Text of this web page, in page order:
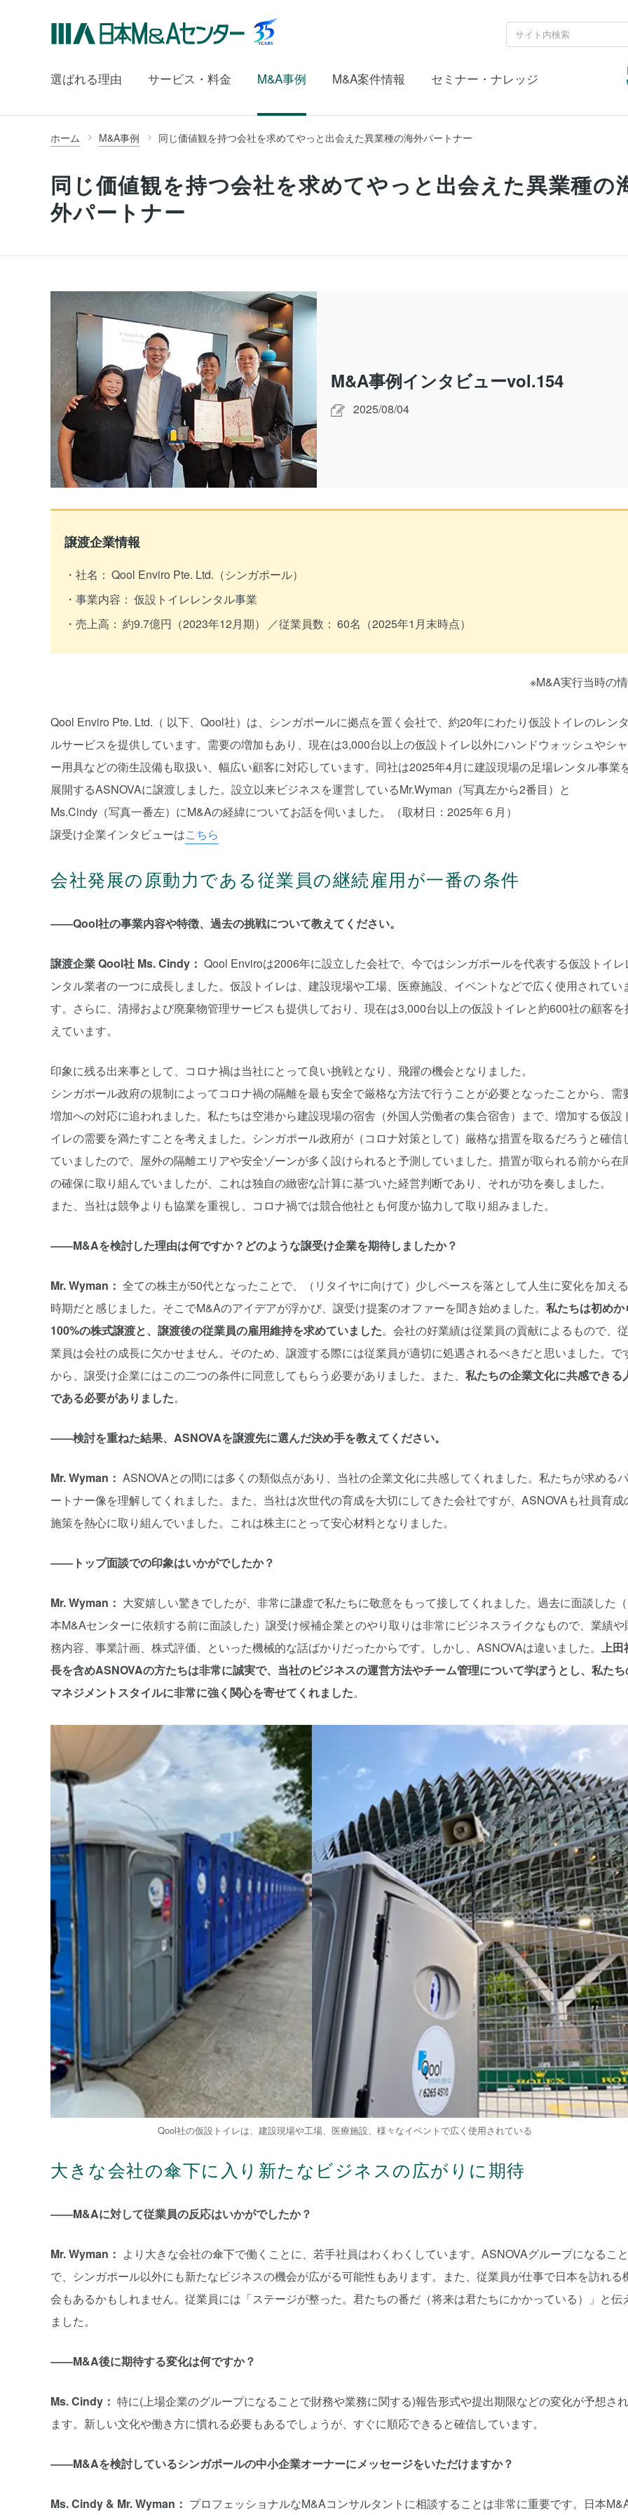
選ばれる理由 サービス・料金 M&A事例 M&A案件情報 セミナー・ナレッジ
ホーム M&A事例 同じ価値観を持つ会社を求めてやっと出会えた異業種の海外パートナー
同じ価値観を持つ会社を求めてやっと出会えた異業種の
外パートナー
M&A事例インタビューvol.154
2025/08/04
譲渡企業情報
社名： Qool Enviro Pte. Ltd.（シンガポール）
事業内容： 仮設トイレレンタル事業
売上高： 約9.7億円（2023年12月期） 従業員数： 60名（2025年1月末時点）
※M&A実行当時の
Qool Enviro Pte. Ltd.（ 以下、Qool社）は、シンガポールに拠点を置く会社で、約20年にわたり仮設トイレのレンタ
ルサービスを提供しています。需要の増加もあり、現在は3,000台以上の仮設トイレ以外にハンドウォッシュやシ
ー用具などの衛生設備も取扱い、幅広い顧客に対応しています。同社は2025年4月に建設現場の足場レンタル事業
展開するASNOVAに譲渡しました。設立以来ビジネスを運営しているMr.Wyman（写真左から2番目）と
Ms.Cindy（写真一番左）にM&Aの経緯についてお話を伺いました。（取材日：2025年６月）
譲受け企業インタビューはこちら
会社発展の原動力である従業員の継続雇用が一番の条件
――Qool社の事業内容や特徴、過去の挑戦について教えてください。
譲渡企業 Qool社 Ms. Cindy： Qool Enviroは2006年に設立した会社で、今ではシンガポールを代表する仮設トイレ
ンタル業者の一つに成長しました。仮設トイレは、建設現場や工場、医療施設、イベントなどで広く使用されてい
す。さらに、清掃および廃棄物管理サービスも提供しており、現在は3,000台以上の仮設トイレと約600社の顧客を
えています。
印象に残る出来事として、コロナ禍は当社にとって良い挑戦となり、飛躍の機会となりました。
シンガポール政府の規制によってコロナ禍の隔離を最も安全で厳格な方法で行うことが必要となったことから、需
増加への対応に追われました。私たちは空港から建設現場の宿舎（外国人労働者の集合宿舎）まで、増加する仮設
イレの需要を満たすことを考えました。シンガポール政府が（コロナ対策として）厳格な措置を取るだろうと確信
ていましたので、屋外の隔離エリアや安全ゾーンが多く設けられると予測していました。措置が取られる前から在
の確保に取り組んでいましたが、これは独自の緻密な計算に基づいた経営判断であり、それが功を奏しました。
また、当社は競争よりも協業を重視し、コロナ禍では競合他社とも何度か協力して取り組みました。
――M&Aを検討した理由は何ですか？どのような譲受け企業を期待しましたか？
Mr. Wyman： 全ての株主が50代となったことで、（リタイヤに向けて）少しペースを落として人生に変化を加える
時期だと感じました。そこでM&Aのアイデアが浮かび、譲受け提案のオファーを聞き始めました。 私たちは初めか
100%の株式譲渡と、譲渡後の従業員の雇用維持を求めていました。会社の好業績は従業員の貢献によるもので、従
業員は会社の成長に欠かせません。そのため、譲渡する際には従業員が適切に処遇されるべきだと思いました。で
から、譲受け企業にはこの二つの条件に同意してもらう必要がありました。また、 私たちの企業文化に共感できる
である必要がありました。
――検討を重ねた結果、ASNOVAを譲渡先に選んだ決め手を教えてください。
Mr. Wyman： ASNOVAとの間には多くの類似点があり、当社の企業文化に共感してくれました。私たちが求めるパ
ートナー像を理解してくれました。また、当社は次世代の育成を大切にしてきた会社ですが、ASNOVAも社員育成
施策を熱心に取り組んでいました。これは株主にとって安心材料となりました。
――トップ面談での印象はいかがでしたか？
Mr. Wyman： 大変嬉しい驚きでしたが、非常に謙虚で私たちに敬意をもって接してくれました。過去に面談した
本M&Aセンターに依頼する前に面談した）譲受け候補企業とのやり取りは非常にビジネスライクなもので、業績や
務内容、事業計画、株式評価、といった機械的な話ばかりだったからです。しかし、ASNOVAは違いました。 上田
長を含めASNOVAの方たちは非常に誠実で、当社のビジネスの運営方法やチーム管理について学ぼうとし、私たち
マネジメントスタイルに非常に強く関心を寄せてくれました。
Qool社の仮設トイレは、建設現場や工場、医療施設、様々なイベントで広く使用されている
大きな会社の傘下に入り新たなビジネスの広がりに期待
――M&Aに対して従業員の反応はいかがでしたか？
Mr. Wyman： より大きな会社の傘下で働くことに、若手社員はわくわくしています。ASNOVAグループになること
で、シンガポール以外にも新たなビジネスの機会が広がる可能性もあります。また、従業員が仕事で日本を訪れる
会もあるかもしれません。従業員には「ステージが整った。君たちの番だ（将来は君たちにかかっている）」と伝
ました。
――M&A後に期待する変化は何ですか？
Ms. Cindy： 特に(上場企業のグループになることで財務や業務に関する)報告形式や提出期限などの変化が予想され
ます。新しい文化や働き方に慣れる必要もあるでしょうが、すぐに順応できると確信しています。
――M&Aを検討しているシンガポールの中小企業オーナーにメッセージをいただけますか？
Ms. Cindy & Mr. Wyman： プロフェッショナルなM&Aコンサルタントに相談することは非常に重要です。日本